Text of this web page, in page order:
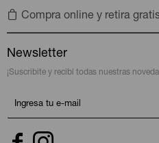
Compra online y retira
Newsletter
¡Suscribite y recibí todas nuestras